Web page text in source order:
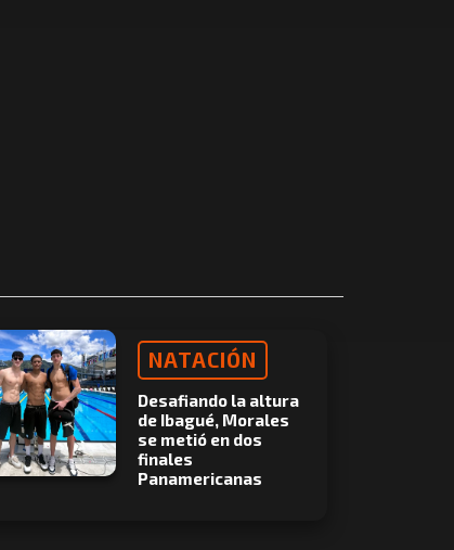
NATACIÓN
Desafiando la altura
de Ibagué, Morales
se metió en dos
finales
Panamericanas